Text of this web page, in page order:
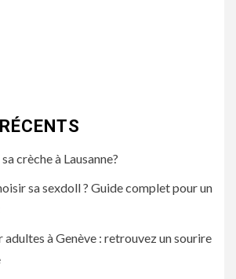
crèche à Lausanne?
sa sexdoll ? Guide complet pour un
à Genève : retrouvez un sourire